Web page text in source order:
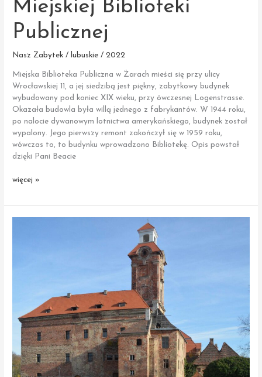
Miejskiej Biblioteki
Publicznej
Nasz Zabytek / lubuskie / 2022
Miejska Biblioteka Publiczna w Żarach mieści się przy ulicy
Wrocławskiej 11, a jej siedzibą jest piękny, zabytkowy budynek
wybudowany pod koniec XIX wieku, przy ówczesnej Logenstrasse.
Okazała budowla była willą jednego z fabrykantów. W 1944 roku,
po nalocie dywanowym lotnictwa amerykańskiego, budynek został
wypalony. Jego pierwszy remont zakończył się w 1959 roku,
wówczas to, to budynku wprowadzono Bibliotekę. Opis powstał
dzięki Pani Beacie
Żary
więcej »